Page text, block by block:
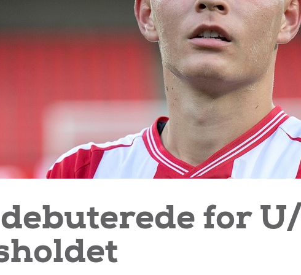
debuterede for